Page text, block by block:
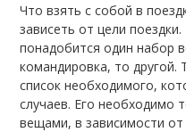
Что взять с собой в
зависеть от цели
понадобится один набор
командировка, то
список необходимого,
случаев. Его необходимо
вещами, в зависимости от